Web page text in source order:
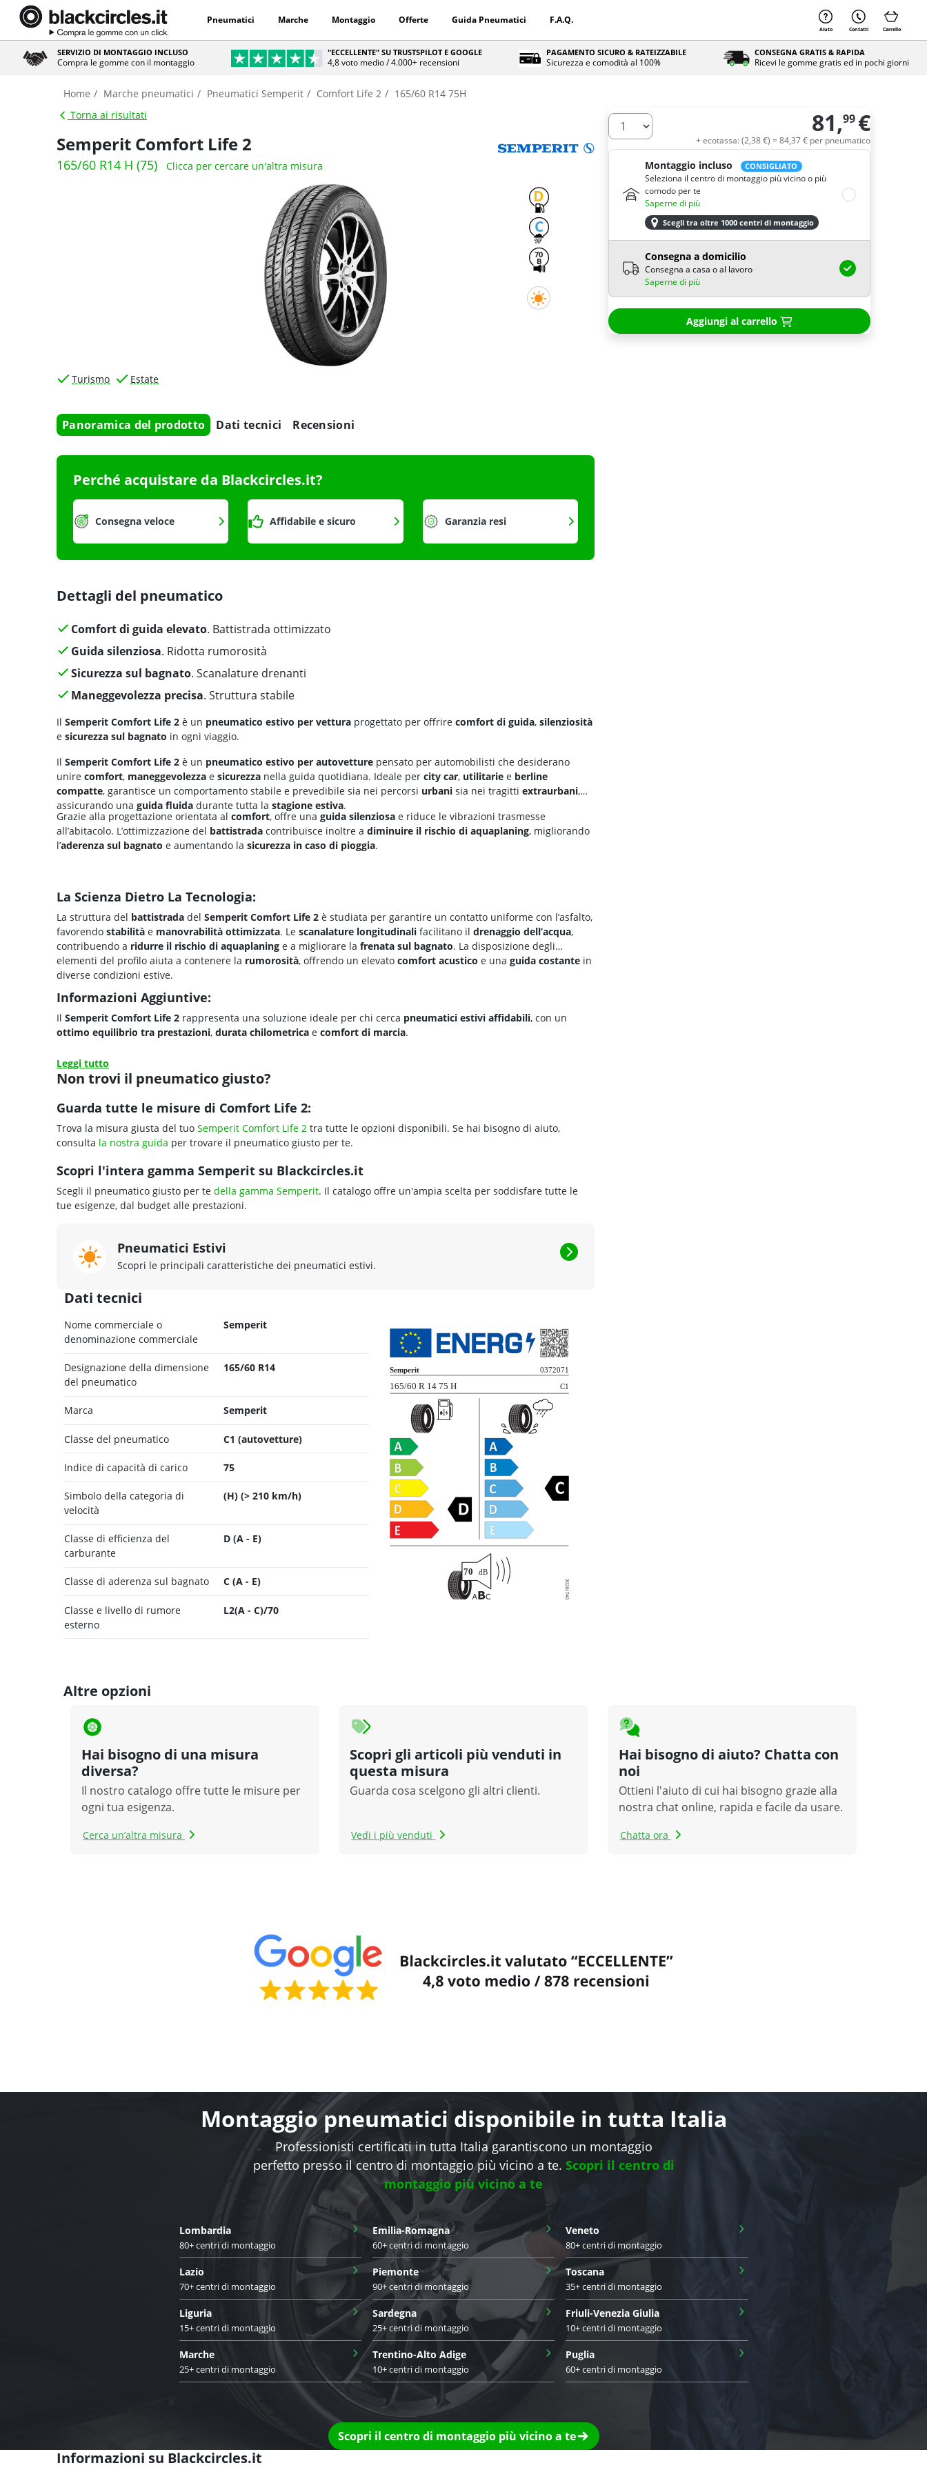
Pneumatici Marche Montaggio Offerte Guida Pneumatici F.A.Q.
Aiuto Contatti Carrello
SERVIZIO DI MONTAGGIO INCLUSO
Compra le gomme con il montaggio
"ECCELLENTE" SU TRUSTSPILOT E GOOGLE
4,8 voto medio / 4.000+ recensioni
PAGAMENTO SICURO & RATEIZZABILE
Sicurezza e comodità al 100%
CONSEGNA GRATIS & RAPIDA
Ricevi le gomme gratis ed in pochi giorni
Home Marche pneumatici Pneumatici Semperit Comfort Life 2
165/60 R14 75H
Torna ai risultati
Semperit Comfort Life 2
165/60 R14 H (75) Clicca per cercare un'altra misura
D
C
70
B
Turismo Estate
Panoramica del prodotto Dati tecnici Recensioni
Perché acquistare da Blackcircles.it?
Consegna veloce Affidabile e sicuro Garanzia resi
Dettagli del pneumatico
Comfort di guida elevato. Battistrada ottimizzato
Guida silenziosa. Ridotta rumorosità
Sicurezza sul bagnato. Scanalature drenanti
Maneggevolezza precisa. Struttura stabile
Il Semperit Comfort Life 2 è un pneumatico estivo per vettura progettato per offrire comfort di guida, silenziosità
e sicurezza sul bagnato in ogni viaggio.
Il Semperit Comfort Life 2 è un pneumatico estivo per autovetture pensato per automobilisti che desiderano
unire comfort, maneggevolezza e sicurezza nella guida quotidiana. Ideale per city car, utilitarie e berline
compatte, garantisce un comportamento stabile e prevedibile sia nei percorsi urbani sia nei tragitti extraurbani,
assicurando una guida fluida durante tutta la stagione estiva.
Grazie alla progettazione orientata al comfort, offre una guida silenziosa e riduce le vibrazioni trasmesse
all’abitacolo. L’ottimizzazione del battistrada contribuisce inoltre a diminuire il rischio di aquaplaning, migliorando
l’aderenza sul bagnato e aumentando la sicurezza in caso di pioggia.
La Scienza Dietro La Tecnologia:
La struttura del battistrada del Semperit Comfort Life 2 è studiata per garantire un contatto uniforme con l’asfalto,
favorendo stabilità e manovrabilità ottimizzata. Le scanalature longitudinali facilitano il drenaggio dell’acqua,
contribuendo a ridurre il rischio di aquaplaning e a migliorare la frenata sul bagnato. La disposizione degli
elementi del profilo aiuta a contenere la rumorosità, offrendo un elevato comfort acustico e una guida costante in
diverse condizioni estive.
Informazioni Aggiuntive:
Il Semperit Comfort Life 2 rappresenta una soluzione ideale per chi cerca pneumatici estivi affidabili, con un
ottimo equilibrio tra prestazioni, durata chilometrica e comfort di marcia.
Leggi tutto
Non trovi il pneumatico giusto?
Guarda tutte le misure di Comfort Life 2:
Trova la misura giusta del tuo Semperit Comfort Life 2 tra tutte le opzioni disponibili. Se hai bisogno di aiuto,
consulta la nostra guida per trovare il pneumatico giusto per te.
Scopri l'intera gamma Semperit su Blackcircles.it
Scegli il pneumatico giusto per te della gamma Semperit. Il catalogo offre un'ampia scelta per soddisfare tutte le
tue esigenze, dal budget alle prestazioni.
Pneumatici Estivi
Scopri le principali caratteristiche dei pneumatici estivi.
Dati tecnici
Nome commerciale o
denominazione commerciale
Semperit
Designazione della dimensione
del pneumatico
165/60 R14
Marca Semperit
Classe del pneumatico C1 (autovetture)
Indice di capacità di carico 75
Simbolo della categoria di
velocità
(H) (> 210 km/h)
Classe di efficienza del
carburante
D (A - E)
Classe di aderenza sul bagnato C (A - E)
Classe e livello di rumore
esterno
L2(A - C)/70
Quantità 81,99 €
+ ecotassa: (2,38€) = 84,37€ per pneumatico
Montaggio incluso CONSIGLIATO
Seleziona il centro di montaggio più vicino o più
comodo per te
Saperne di più
Scegli tra oltre 1000 centri di montaggio
Consegna a domicilio
Consegna a casa o al lavoro
Saperne di più
Aggiungi al carrello
Altre opzioni
Hai bisogno di una misura
diversa?
Il nostro catalogo offre tutte le misure per
ogni tua esigenza.
Cerca un’altra misura
Scopri gli articoli più venduti in
questa misura
Guarda cosa scelgono gli altri clienti.
Vedi i più venduti
Hai bisogno di aiuto? Chatta con
noi
Ottieni l'aiuto di cui hai bisogno grazie alla
nostra chat online, rapida e facile da usare.
Chatta ora
Montaggio pneumatici disponibile in tutta Italia
Professionisti certificati in tutta Italia garantiscono un montaggio
perfetto presso il centro di montaggio più vicino a te. Scopri il centro di
montaggio più vicino a te
Lombardia
80+ centri di montaggio
› Emilia-Romagna
60+ centri di montaggio
› Veneto
80+ centri di montaggio
›
Lazio
70+ centri di montaggio
› Piemonte
90+ centri di montaggio
› Toscana
35+ centri di montaggio
›
Liguria
15+ centri di montaggio
› Sardegna
25+ centri di montaggio
› Friuli-Venezia Giulia
10+ centri di montaggio
›
Marche
25+ centri di montaggio
› Trentino-Alto Adige
10+ centri di montaggio
› Puglia
60+ centri di montaggio
›
Scopri il centro di montaggio più vicino a te
Informazioni su Blackcircles.it